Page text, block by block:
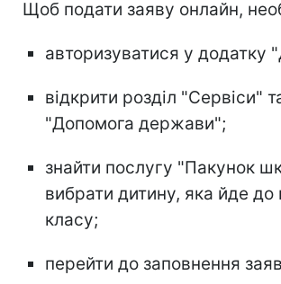
Щоб подати заяву онлайн,
авторизуватися у додатку
відкрити розділ "Сервіси"
"Допомога держави";
знайти послугу "Пакунок
вибрати дитину, яка йде
класу;
перейти до заповнення